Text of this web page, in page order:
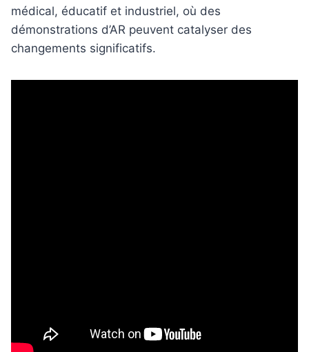
médical, éducatif et industriel, où des
démonstrations d’AR peuvent catalyser des
changements significatifs.